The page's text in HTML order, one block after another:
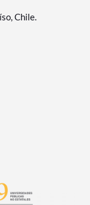
Chile.